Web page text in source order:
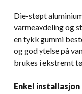
Die-støpt
varmeavdeling og
en tykk gummi
og god ytelse på
brukes i ekstremt
Enkel installasjon